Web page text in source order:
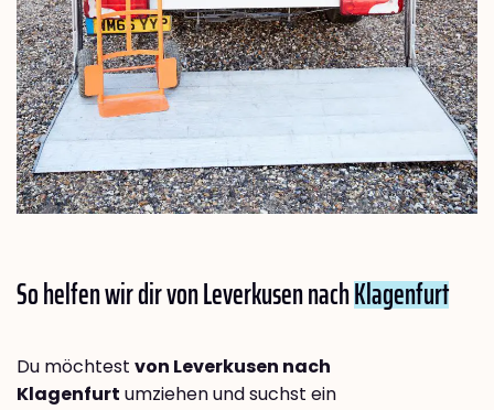
So helfen wir dir von Leverkusen nachKlagenfurt
Du möchtest von Leverkusen nach
Klagenfurt umziehen und suchst ein